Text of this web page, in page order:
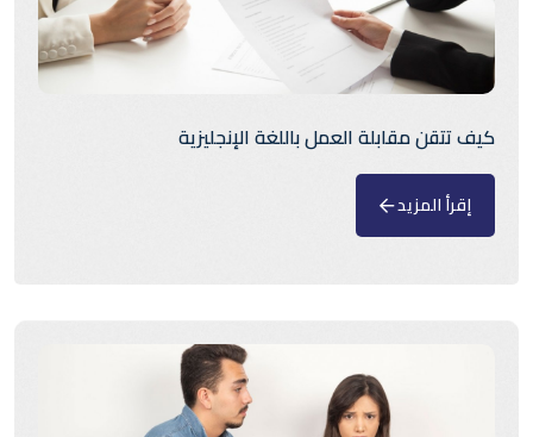
كيف تتقن مقابلة العمل باللغة الإنجليزية
إقرأ المزيد